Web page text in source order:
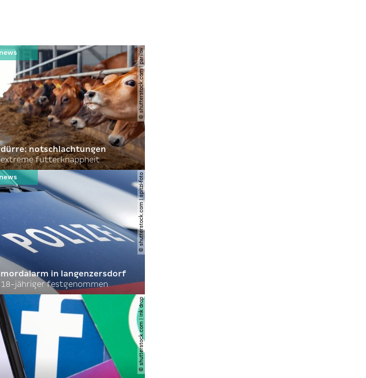
© shutterstock.com | parilov
dürre: notschlachtungen
extreme futterknappheit
© shutterstock.com | spitzi-foto
mordalarm in langenzersdorf
18-jähriger festgenommen
© shutterstock.com | ink drop